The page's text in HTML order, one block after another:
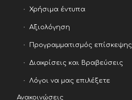
Χρήσιμα έντυπα
Αξιολόγηση
Προγραμματισμός επίσκεψης
Διακρίσεις και Βραβεύσεις
Λόγοι να μας επιλέξετε
Ανακοινώσεις